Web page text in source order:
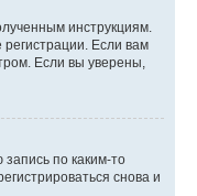
инструкциям.
Если вам
Если вы уверены,
по каким-то
снова и